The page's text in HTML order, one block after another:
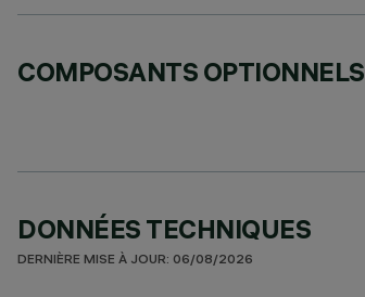
COMPOSANTS OPTIONNELS
DONNÉES TECHNIQUES
DERNIÈRE MISE À JOUR: 06/08/2026